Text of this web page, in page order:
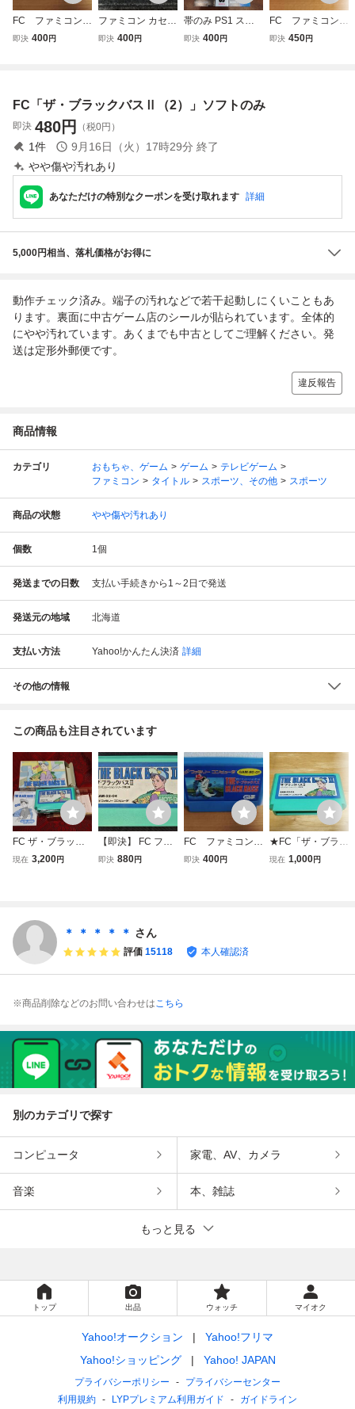
FC ファミコン
ザ・ブラックバ
即決 400円
ファミコン カセッ
ト ソフト ザ・ブ
即決 400円
帯のみ PS1 スー
パーブラックバス
即決 400円
FC ファミコンソ
フト ロットロッ
即決 450円
FC「ザ・ブラックバスⅡ（2）」ソフトのみ
即決 480円 （税0円）
1件 9月16日（火）17時29分 終了
やや傷や汚れあり
あなただけの特別なクーポンを受け取れます 詳細
5,000円相当、落札価格がお得に
動作チェック済み。端子の汚れなどで若干起動しにくいこともあ
ります。裏面に中古ゲーム店のシールが貼られています。全体的
にやや汚れています。あくまでも中古としてご理解ください。発
送は定形外郵便です。
違反報告
商品情報
カテゴリ おもちゃ、ゲーム ゲーム
テレビゲーム
ファミコン
タイトル スポーツ、その他 スポーツ
商品の状態 やや傷や汚れあり
個数 1個
発送までの日数 支払い手続きから1～2日で発送
発送元の地域 北海道
支払い方法 Yahoo!かんたん決済 詳細
その他の情報
この商品も注目されています
FC ザ・ブラック
バスII 箱説付き フ
現在 3,200円
【即決】 FC ファ
ミコン ザ・ブラッ
即決 880円
FC ファミコン
ザ・ブラックバ
即決 400円
★FC「ザ・ブラッ
クバスⅡ(THE BL
現在 1,000円
＊ ＊ ＊ ＊ ＊ さん
評価 15118 本人確認済
※商品削除などのお問い合わせはこちら
別のカテゴリで探す
コンピュータ 家電、AV、カメラ
音楽 本、雑誌
もっと見る
トップ 出品 ウォッチ マイオク
Yahoo!オークション
Yahoo!フリマ
Yahoo!ショッピング
Yahoo! JAPAN
プライバシーポリシー
プライバシーセンター
利用規約
LYPプレミアム利用ガイド ガイドライン